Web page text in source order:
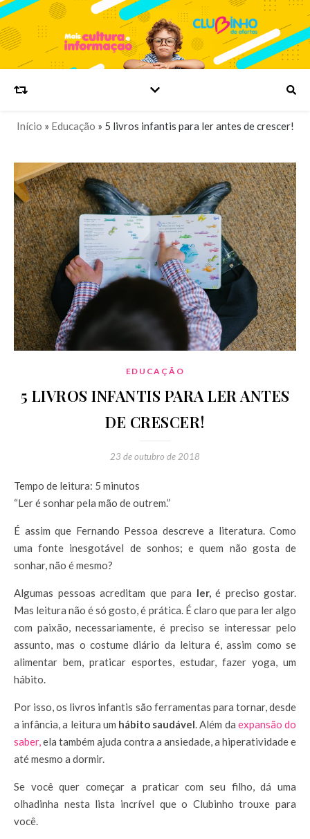
Início » Educação » 5 livros infantis para ler antes de crescer!
EDUCAÇÃO
5 LIVROS INFANTIS PARA LER ANTES
DE CRESCER!
23 de outubro de 2018
Tempo de leitura: 5 minutos
“Ler é sonhar pela mão de outrem.”
É assim que Fernando Pessoa descreve a literatura. Como
uma fonte inesgotável de sonhos; e quem não gosta de
sonhar, não é mesmo?
Algumas pessoas acreditam que para ler,é preciso gostar.
Mas leitura não é só gosto, é prática. É claro que para ler algo
com paixão, necessariamente, é preciso se interessar pelo
assunto, mas o costume diário da leitura é, assim como se
alimentar bem, praticar esportes, estudar, fazer yoga, um
hábito.
Por isso, os livros infantis são ferramentas para tornar, desde
a infância, a leitura um hábito saudável. Além da expansão do
saber,ela também ajuda contra a ansiedade, a hiperatividade e
até mesmo a dormir.
Se você quer começar a praticar com seu filho, dá uma
olhadinha nesta lista incrível que o Clubinho trouxe para
você.